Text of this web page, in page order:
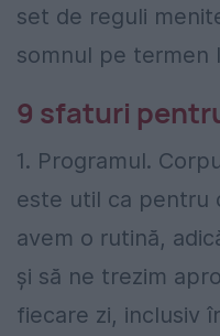
set de reguli
somnul pe termen
9 sfaturi
1. Programul.
este util ca pentru
avem o rutină,
și să ne trezim
fiecare zi, inclusiv